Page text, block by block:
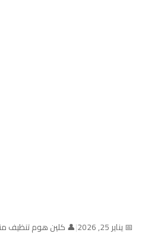
📅 يناير 25, 2026 |👤 كلين هوم تنظيف منازل